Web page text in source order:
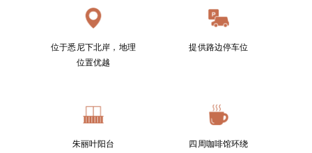
位于悉尼下北岸，地理
位置优越
提供路边停车位
朱丽叶阳台 四周咖啡馆环绕